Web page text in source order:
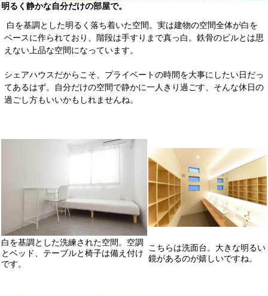
明るく静かな自分だけの部屋で。
白を基調とした明るく落ち着いた空間。実は建物の空間全体が白を
ベースに作られており、階段は手すりまで真っ白。鉄骨のビルとは思
えない上品な空間になっています。
シェアハウスだからこそ、プライベートの時間を大事にしたい日だっ
てあるはず。自分だけの空間で静かに一人きり過ごす、そんな休日の
過ごし方もいいかもしれませんね。
白を基調とした洗練された空間。空調
とベッド、テーブルと椅子は備え付け
です。
こちらは洗面台。大きな明るい
鏡があるのが嬉しいですね。